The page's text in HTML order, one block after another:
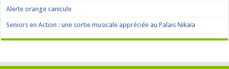
Alerte orange canicule
Seniors en Action : une sortie musicale appréciée au Palais Nikaïa